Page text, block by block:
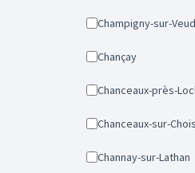
Champigny-sur-
Chançay
Chanceaux-près-
Chanceaux-sur-
Channay-sur-Lathan